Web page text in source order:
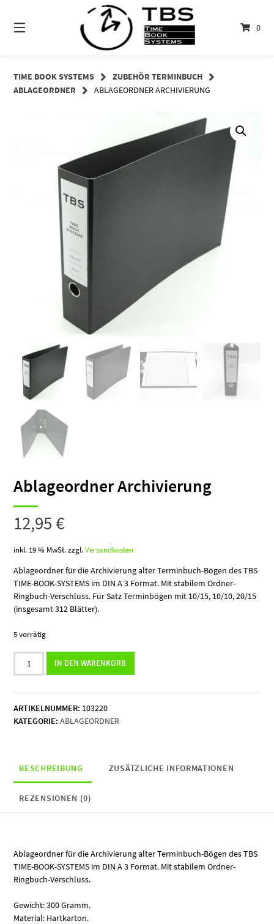
Inhalt
0
TIME BOOK SYSTEMS
ZUBEHÖR TERMINBUCH
ABLAGEORDNER
ABLAGEORDNER ARCHIVIERUNG
Ablageordner Archivierung
12,95€
inkl. 19 % MwSt. zzgl.Versandkosten
Ablageordner für die Archivierung alter Terminbuch-Bögen des TBS
TIME-BOOK-SYSTEMS im DIN A 3 Format. Mit stabilem Ordner-
Ringbuch-Verschluss. Für Satz Terminbögen mit 10/15, 10/10, 20/15
(insgesamt 312 Blätter).
5 vorrätig
Ablageordner
Archivierung
IN DEN WARENKORB
ARTIKELNUMMER: 103220
KATEGORIE: ABLAGEORDNER
BESCHREIBUNG ZUSÄTZLICHE INFORMATIONEN
REZENSIONEN (0)
Ablageordner für die Archivierung alter Terminbuch-Bögen des TBS
TIME-BOOK-SYSTEMS im DIN A 3 Format. Mit stabilem Ordner-
Ringbuch-Verschluss.
Gewicht: 300 Gramm.
Material: Hartkarton.